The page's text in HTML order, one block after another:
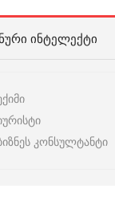
ᲘᲜᲢᲔᲚᲔᲥᲢᲘ
კონსულტანტი